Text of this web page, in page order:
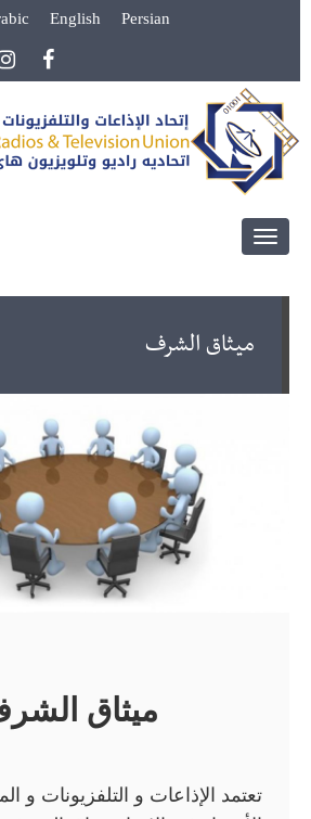
English Persian
Toggle
ميثاق الشرف
ميثاق
تعتمد الإذاعات و التلفزيونات و